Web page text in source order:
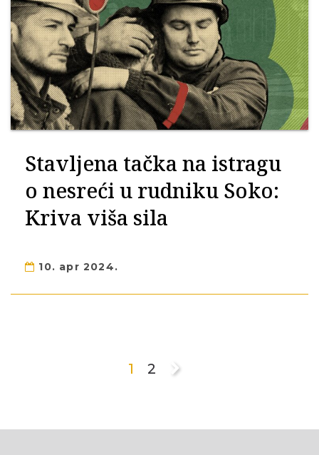
Stavljena tačka na istragu
o nesreći u rudniku Soko:
Kriva viša sila
10. apr 2024.
1 2